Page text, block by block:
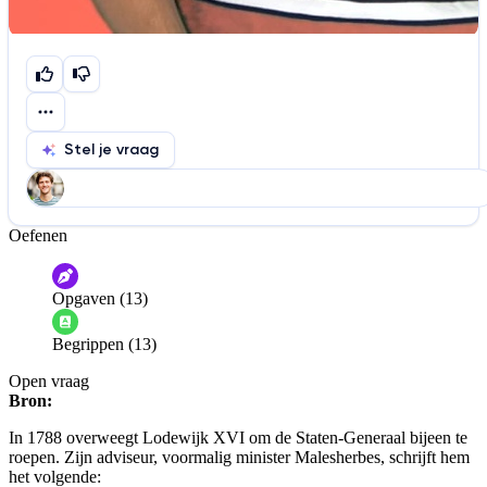
Stel je vraag
Help ons de video te verbeteren
De audio is slecht
Informatie is onjuist
De docent is te langdradig
De uitleg gaat te langzaam
Oefenen
Opgaven (13)
Begrippen (13)
Open vraag
Bron:
In 1788 overweegt Lodewijk XVI om de Staten-Generaal bijeen te
roepen. Zijn adviseur, voormalig minister Malesherbes, schrijft hem
het volgende: